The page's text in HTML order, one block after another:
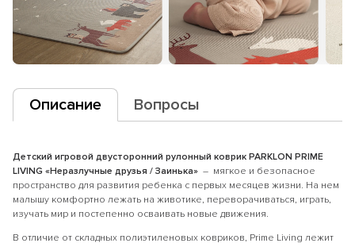
Описание Вопросы
Детский игровой двусторонний рулонный коврик PARKLON PRIME
LIVING «Неразлучные друзья / Заинька» – мягкое и безопасное
пространство для развития ребенка с первых месяцев жизни. На нем
малышу комфортно лежать на животике, переворачиваться, играть,
изучать мир и постепенно осваивать новые движения.
В отличие от складных полиэтиленовых ковриков, Prime Living лежит